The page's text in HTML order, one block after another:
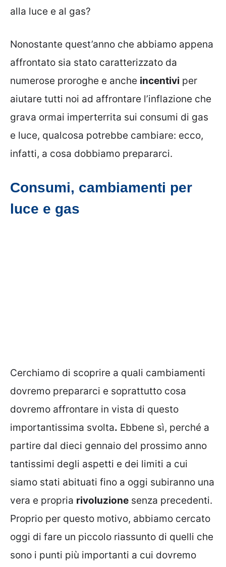
alla luce e al gas?
Nonostante quest’anno che abbiamo appena
affrontato sia stato caratterizzato da
numerose proroghe e anche incentivi per
aiutare tutti noi ad affrontare l’inflazione che
grava ormai imperterrita sui consumi di gas
e luce, qualcosa potrebbe cambiare: ecco,
infatti, a cosa dobbiamo prepararci.
Consumi, cambiamenti per
luce e gas
Cerchiamo di scoprire a quali cambiamenti
dovremo prepararci e soprattutto cosa
dovremo affrontare in vista di questo
importantissima svolta. Ebbene sì, perché a
partire dal dieci gennaio del prossimo anno
tantissimi degli aspetti e dei limiti a cui
siamo stati abituati fino a oggi subiranno una
vera e propria rivoluzione senza precedenti.
Proprio per questo motivo, abbiamo cercato
oggi di fare un piccolo riassunto di quelli che
sono i punti più importanti a cui dovremo